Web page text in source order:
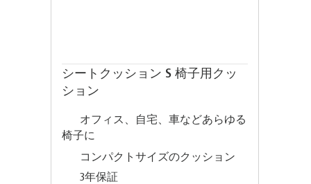
シートクッション S 椅子用クッ
ション
オフィス、自宅、車などあらゆる
椅子に
コンパクトサイズのクッション
3年保証